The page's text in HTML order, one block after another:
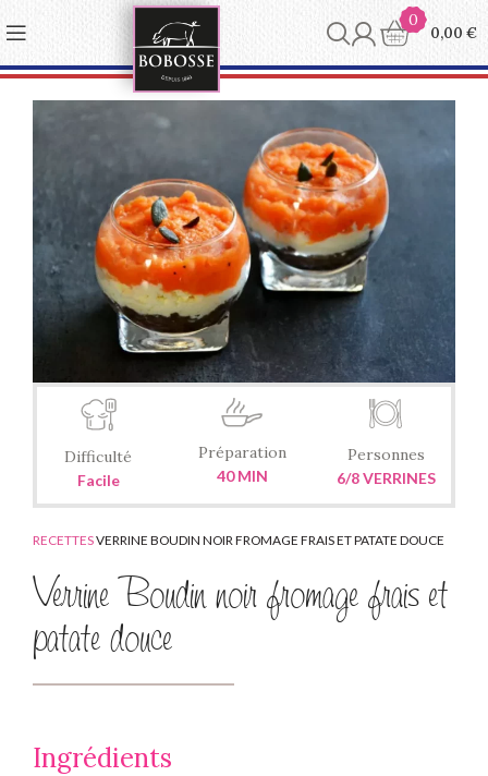
0
0,00 €
Difficulté
Facile
Préparation
40 MIN
Personnes
6/8 VERRINES
RECETTESVERRINE BOUDIN NOIR FROMAGE FRAIS ET PATATE DOUCE
Verrine Boudin noir fromage frais et
patate douce
Ingrédients
Panneau de gestion des cookies